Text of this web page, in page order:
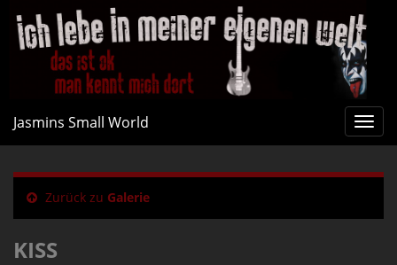
Jasmins Small World
Zurück zu Galerie
KISS